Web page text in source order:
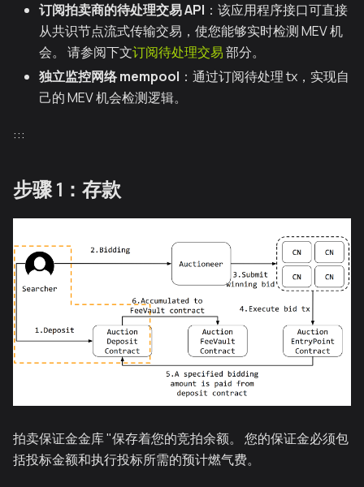
订阅拍卖商的待处理交易 API ：该应用程序接口可直接
从共识节点流式传输交易，使您能够实时检测 MEV 机
会。 请参阅下文订阅待处理交易部分。
独立监控网络 mempool ：通过订阅待处理 tx，实现自
己的 MEV 机会检测逻辑。
:::
步骤 1：存款
拍卖保证金金库 "保存着您的竞拍余额。 您的保证金必须包
括投标金额和执行投标所需的预计燃气费。